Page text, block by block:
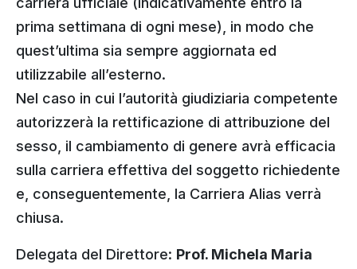
prima settimana di ogni mese), in modo che
quest’ultima sia sempre aggiornata ed
utilizzabile all’esterno.
Nel caso in cui l’autorità giudiziaria competente
autorizzerà la rettificazione di attribuzione del
sesso, il cambiamento di genere avrà efficacia
sulla carriera effettiva del soggetto richiedente
e, conseguentemente, la Carriera Alias verrà
chiusa.
Delegata del Direttore: Prof. Michela Maria